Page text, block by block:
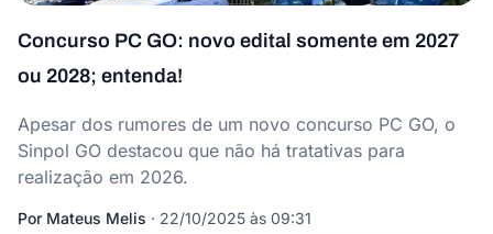
Concurso PC GO: novo edital somente em 2027
ou 2028; entenda!
Apesar dos rumores de um novo concurso PC GO, o
Sinpol GO destacou que não há tratativas para
realização em 2026.
Por Mateus Melis · 22/10/2025 às 09:31